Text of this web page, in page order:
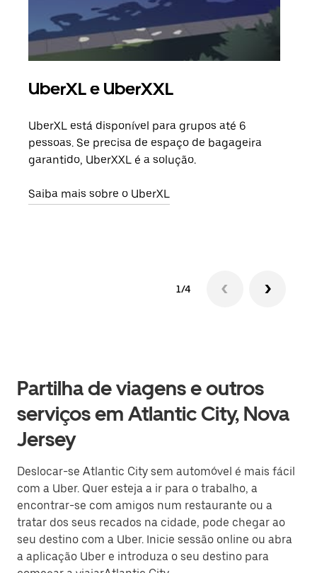
UberXL e UberXXL
UberXL está disponível para grupos até 6
pessoas. Se precisa de espaço de bagageira
garantido, UberXXL é a solução.
Saiba mais sobre o UberXL
1/4
Partilha de viagens e outros
serviços em Atlantic City, Nova
Jersey
Deslocar-se Atlantic City sem automóvel é mais fácil
com a Uber. Quer esteja a ir para o trabalho, a
encontrar-se com amigos num restaurante ou a
tratar dos seus recados na cidade, pode chegar ao
seu destino com a Uber. Inicie sessão online ou abra
a aplicação Uber e introduza o seu destino para